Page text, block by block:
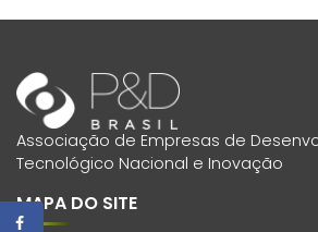
Associação de Empresas de
Tecnológico Nacional e Inovação
MAPA DO SITE